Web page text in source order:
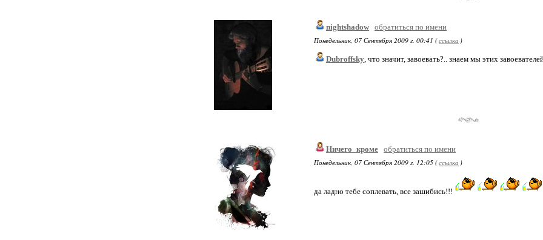
nightshadow обратиться по имени
Понедельник, 07 Сентября 2009 г. 00:41 (ссылка )
Dubroffsky, что значит, завоевать?.. знаем мы этих
Ничего_кроме обратиться по имени
Понедельник, 07 Сентября 2009 г. 12:05 (ссылка )
да ладно тебе соплевать, все зашибись!!!